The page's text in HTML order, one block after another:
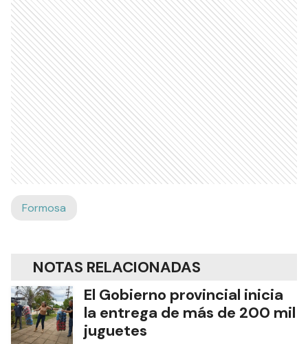
Formosa
NOTAS RELACIONADAS
El Gobierno provincial inicia
la entrega de más de 200 mil
juguetes